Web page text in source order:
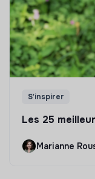
S'inspirer
Les 25
Marianne